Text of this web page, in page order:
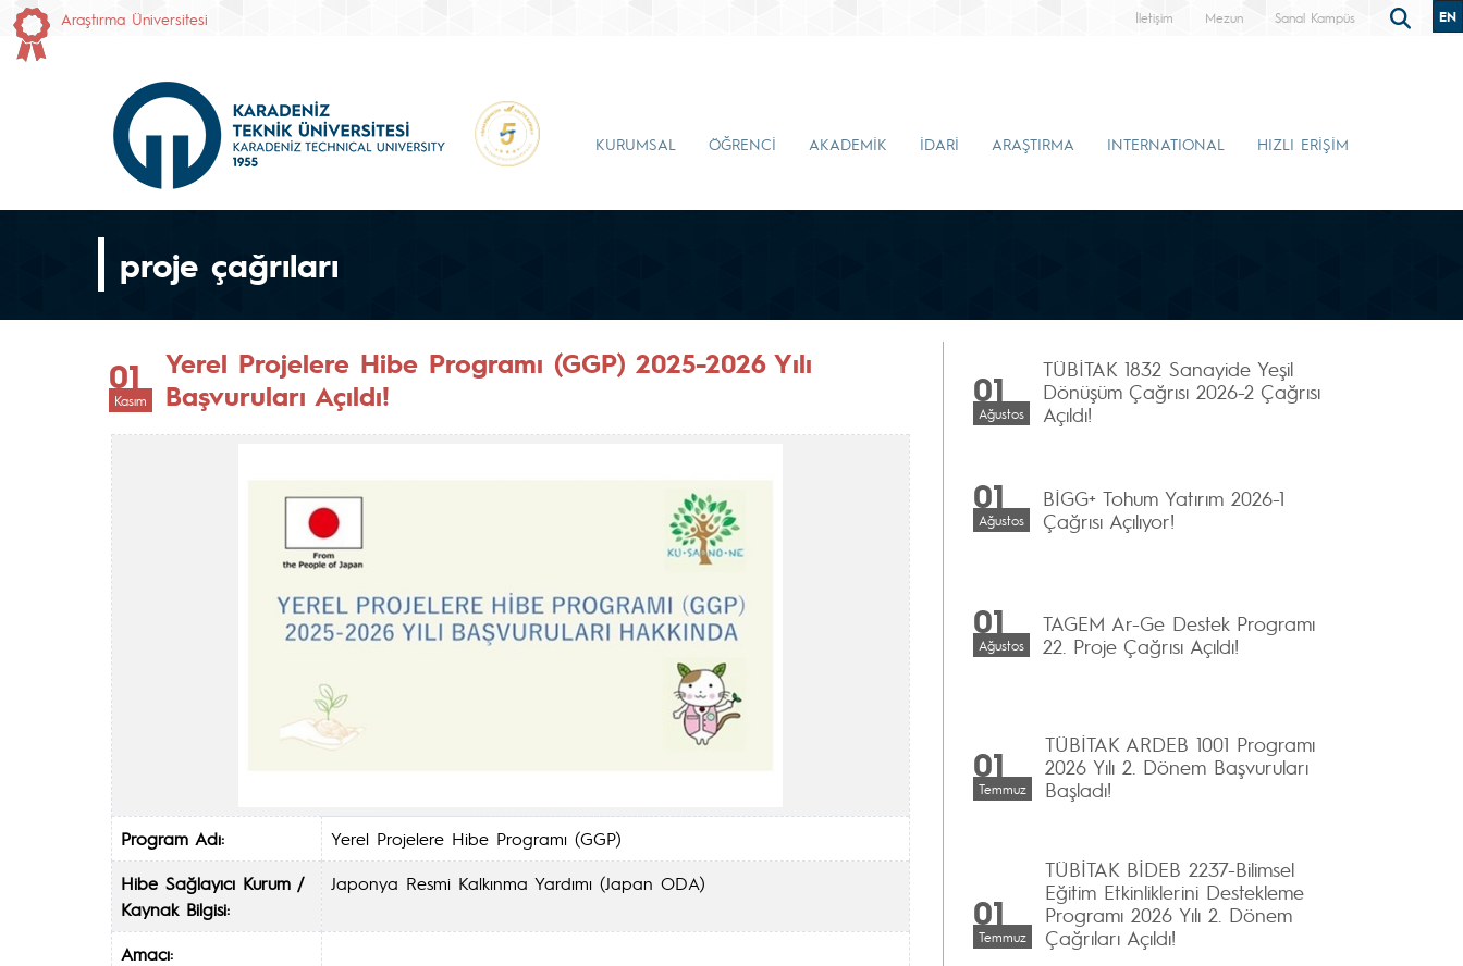
Araştırma Üniversitesi İletişim Mezun Sanal Kampüs EN
KURUMSAL ÖĞRENCİ AKADEMİK İDARİ ARAŞTIRMA INTERNATIONAL HIZLI ERİŞİM
proje çağrıları
01
Kasım
Yerel Projelere Hibe Programı (GGP) 2025-2026 Yılı
Başvuruları Açıldı!
Program Adı:
Yerel Projelere Hibe Programı (GGP)
Hibe Sağlayıcı Kurum /
Kaynak Bilgisi:
Japonya Resmi Kalkınma Yardımı (Japan ODA)
Amacı:
01
Ağustos
TÜBİTAK 1832 Sanayide Yeşil
Dönüşüm Çağrısı 2026-2 Çağrısı
Açıldı!
01
Ağustos
BİGG+ Tohum Yatırım 2026-1
Çağrısı Açılıyor!
01
Ağustos
TAGEM Ar-Ge Destek Programı
22. Proje Çağrısı Açıldı!
01
Temmuz
TÜBİTAK ARDEB 1001 Programı
2026 Yılı 2. Dönem Başvuruları
Başladı!
01
Temmuz
TÜBİTAK BİDEB 2237-Bilimsel
Eğitim Etkinliklerini Destekleme
Programı 2026 Yılı 2. Dönem
Çağrıları Açıldı!